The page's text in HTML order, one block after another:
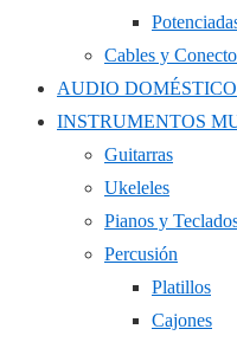
Cables y
AUDIO DOMÉSTICO
INSTRUMENTOS
Guitarras
Ukeleles
Pianos y
Percusión
Platillos
Cajones